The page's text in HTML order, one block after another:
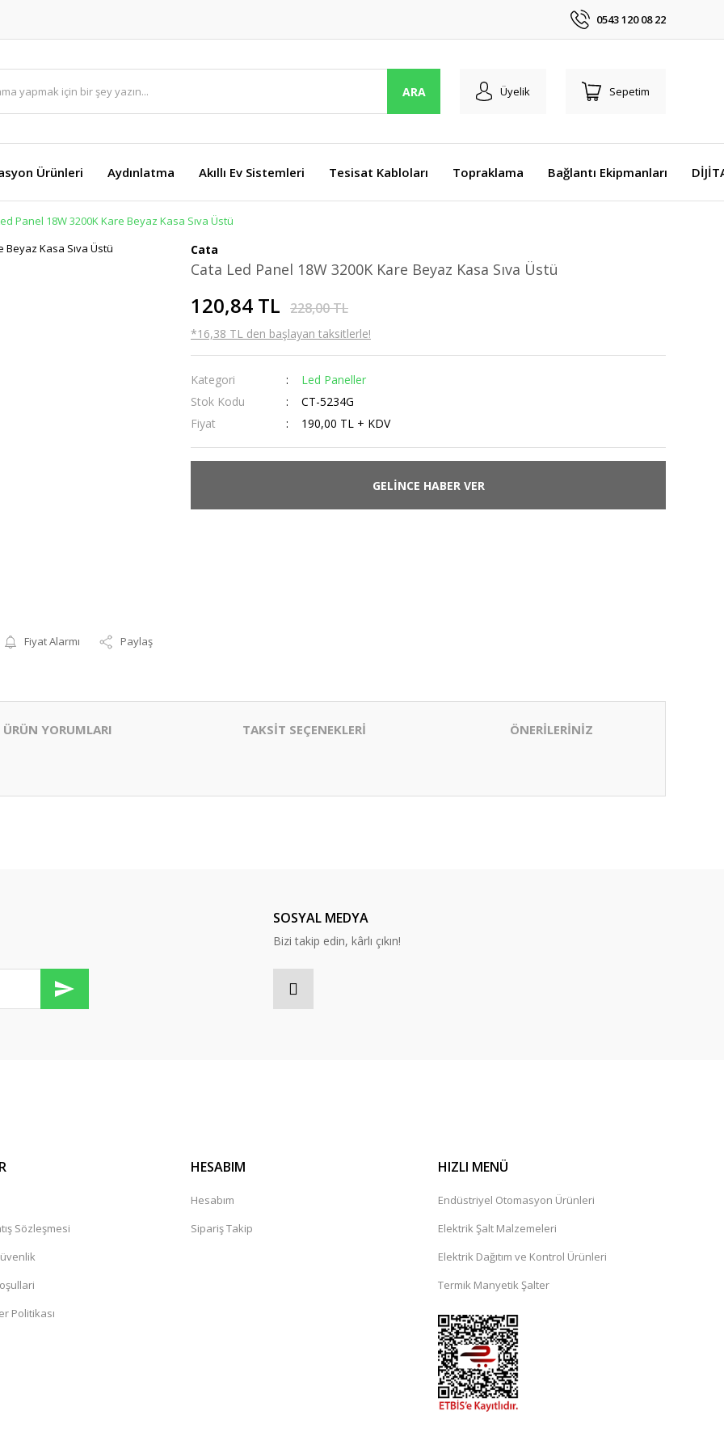
0543 120 08 22
ARA Üyelik Sepetim
Ürünleri Aydınlatma Akıllı Ev Sistemleri Tesisat Kabloları Topraklama Bağlantı Ekipmanları
Panel 18W 3200K Kare Beyaz Kasa Sıva Üstü
Fiyat Alarmı Paylaş
Cata
Cata Led Panel 18W 3200K Kare Beyaz Kasa Sıva Üstü
120,84 TL 228,00 TL
*16,38 TL den başlayan taksitlerle!
Kategori
Led Paneller
Stok Kodu
CT-5234G
Fiyat
190,00 TL + KDV
GELİNCE HABER VER
ÜRÜN YORUMLARI TAKSİT SEÇENEKLERİ ÖNERİLERİNİZ
SOSYAL MEDYA
Bizi takip edin, kârlı çıkın!
Sözleşmesi
Politikası
HESABIM
Hesabım
Sipariş Takip
HIZLI MENÜ
Endüstriyel Otomasyon Ürünleri
Elektrik Şalt Malzemeleri
Elektrik Dağıtım ve Kontrol Ürünleri
Termik Manyetik Şalter